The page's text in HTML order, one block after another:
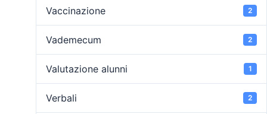
Vaccinazione 2
Vademecum 2
Valutazione alunni 1
Verbali 2